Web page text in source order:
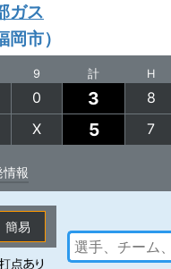
ガス
岡市）
9 計 H
0 3 8
X 5 7
情報
簡易